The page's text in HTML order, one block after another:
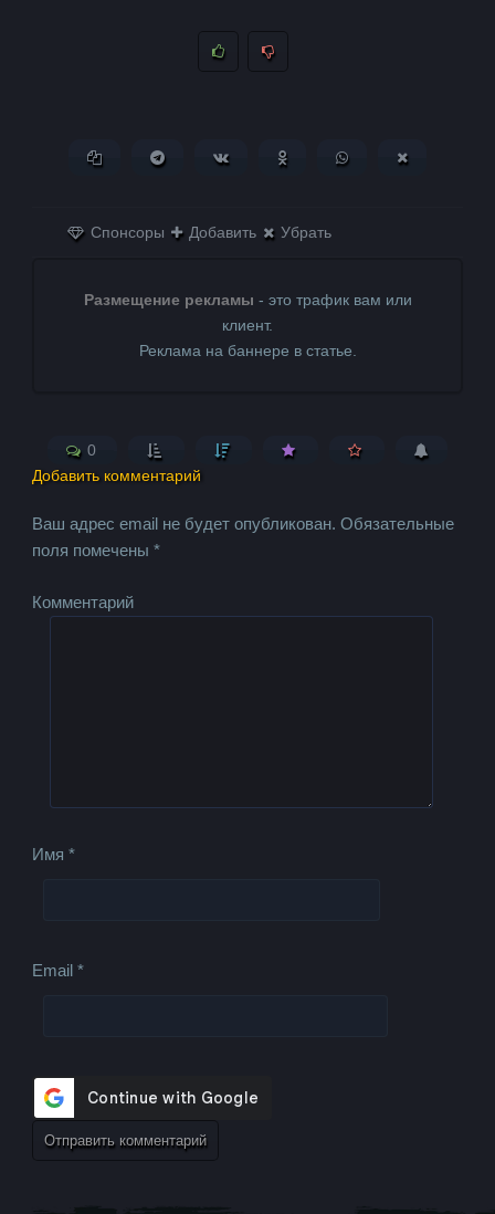
Копировать ссылкуПоделиться в Telegram
Поделиться ВКонтактеПоделиться в
Поделиться в
Спонсоры Добавить Убрать
Размещение рекламы - это трафик вам или
клиент.
Реклама на баннере в статье.
0
Добавить комментарий
Ваш адрес email не будет опубликован. Обязательные
поля помечены*
Комментарий
Имя*
Email*